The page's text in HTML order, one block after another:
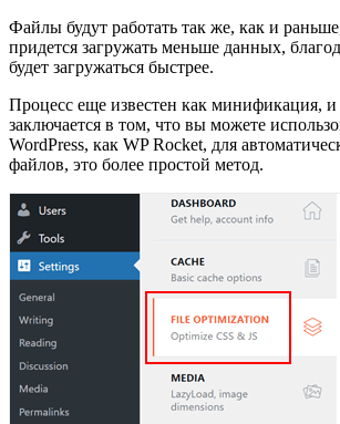
Файлы будут работать так же, как и
придется загружать меньше данных,
будет загружаться быстрее.
Процесс еще известен как минификация, и
заключается в том, что вы можете
WordPress, как WP Rocket, для
файлов, это более простой метод.